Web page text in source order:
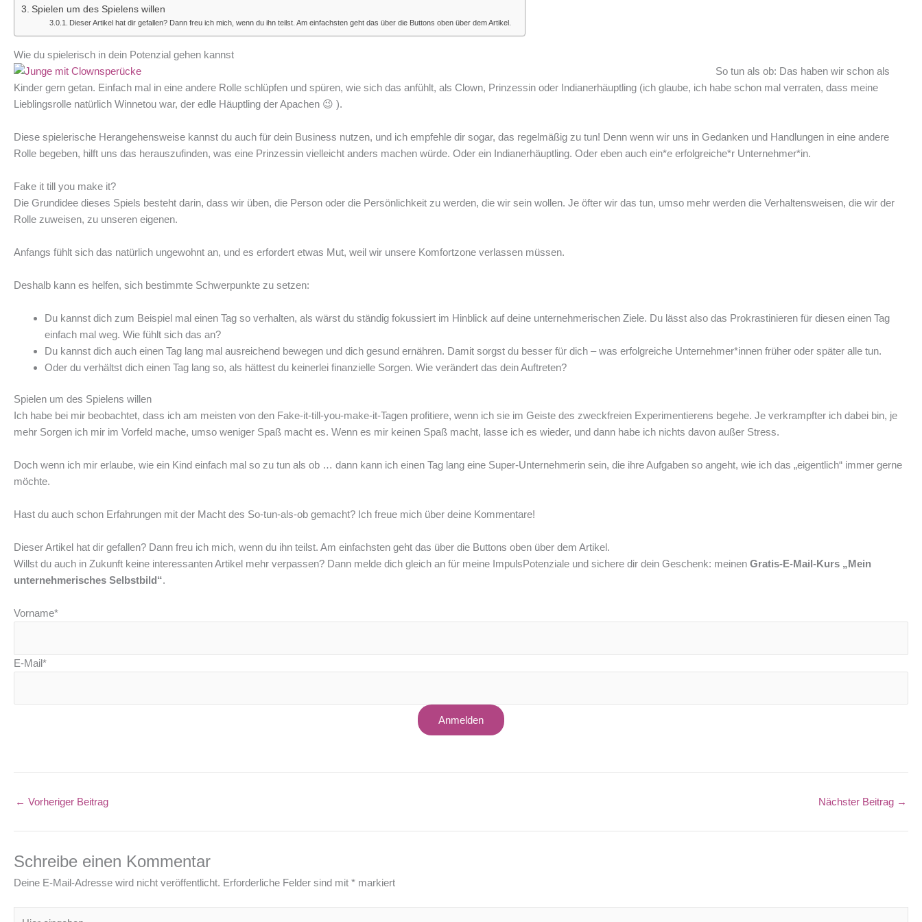
Spielen um des Spielens willen
Dieser Artikel hat dir gefallen? Dann freu ich mich, wenn du ihn teilst. Am einfachsten geht das über die Buttons oben über dem Artikel.
Wie du spielerisch in dein Potenzial gehen kannst
So tun als ob: Das haben wir schon als
Kinder gern getan. Einfach mal in eine andere Rolle schlüpfen und spüren, wie sich das anfühlt, als Clown, Prinzessin oder Indianerhäuptling (ich glaube, ich habe schon mal verraten, dass meine
Lieblingsrolle natürlich Winnetou war, der edle Häuptling der Apachen 😉 ).
Diese spielerische Herangehensweise kannst du auch für dein Business nutzen, und ich empfehle dir sogar, das regelmäßig zu tun! Denn wenn wir uns in Gedanken und Handlungen in eine andere
Rolle begeben, hilft uns das herauszufinden, was eine Prinzessin vielleicht anders machen würde. Oder ein Indianerhäuptling. Oder eben auch ein*e erfolgreiche*r Unternehmer*in.
Fake it till you make it?
Die Grundidee dieses Spiels besteht darin, dass wir üben, die Person oder die Persönlichkeit zu werden, die wir sein wollen. Je öfter wir das tun, umso mehr werden die Verhaltensweisen, die wir der
Rolle zuweisen, zu unseren eigenen.
Anfangs fühlt sich das natürlich ungewohnt an, und es erfordert etwas Mut, weil wir unsere Komfortzone verlassen müssen.
Deshalb kann es helfen, sich bestimmte Schwerpunkte zu setzen:
Du kannst dich zum Beispiel mal einen Tag so verhalten, als wärst du ständig fokussiert im Hinblick auf deine unternehmerischen Ziele. Du lässt also das Prokrastinieren für diesen einen Tag
einfach mal weg. Wie fühlt sich das an?
Du kannst dich auch einen Tag lang mal ausreichend bewegen und dich gesund ernähren. Damit sorgst du besser für dich – was erfolgreiche Unternehmer*innen früher oder später alle tun.
Oder du verhältst dich einen Tag lang so, als hättest du keinerlei finanzielle Sorgen. Wie verändert das dein Auftreten?
Spielen um des Spielens willen
Ich habe bei mir beobachtet, dass ich am meisten von den Fake-it-till-you-make-it-Tagen profitiere, wenn ich sie im Geiste des zweckfreien Experimentierens begehe. Je verkrampfter ich dabei bin, je
mehr Sorgen ich mir im Vorfeld mache, umso weniger Spaß macht es. Wenn es mir keinen Spaß macht, lasse ich es wieder, und dann habe ich nichts davon außer Stress.
Doch wenn ich mir erlaube, wie ein Kind einfach mal so zu tun als ob … dann kann ich einen Tag lang eine Super-Unternehmerin sein, die ihre Aufgaben so angeht, wie ich das „eigentlich“ immer gerne
möchte.
Hast du auch schon Erfahrungen mit der Macht des So-tun-als-ob gemacht? Ich freue mich über deine Kommentare!
Dieser Artikel hat dir gefallen? Dann freu ich mich, wenn du ihn teilst. Am einfachsten geht das über die Buttons oben über dem Artikel.
Willst du auch in Zukunft keine interessanten Artikel mehr verpassen? Dann melde dich gleich an für meine ImpulsPotenziale und sichere dir dein Geschenk: meinen Gratis-E-Mail-Kurs „Mein
unternehmerisches Selbstbild“.
Vorname*
E-Mail*
Anmelden
← Vorheriger Beitrag Nächster Beitrag →
Schreibe einen Kommentar
Deine E-Mail-Adresse wird nicht veröffentlicht. Erforderliche Felder sind mit * markiert